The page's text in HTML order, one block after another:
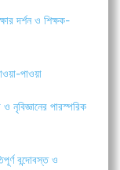
দর্শন ও শিক্ষক-
পাওয়া
ও নৃবিজ্ঞানের পারস্পরিক
বন্দোবস্ত ও